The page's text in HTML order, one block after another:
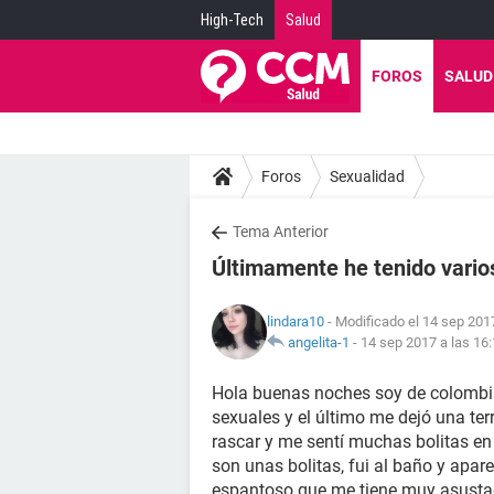
High-Tech Salud
FOROS SALUD
Foros Sexualidad
Tema Anterior
Últimamente he tenido
lindara10 - Modificado el 14 sep
angelita-1 - 14 sep 2017 a las
Hola buenas noches soy de
sexuales y el último me dejó una
rascar y me sentí muchas bolitas
son unas bolitas, fui al baño y